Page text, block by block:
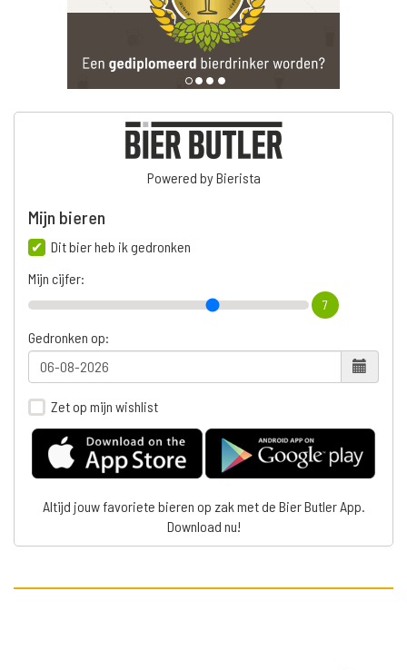
Powered by Bierista
Mijn bieren
Dit bier heb ik gedronken
Mijn cijfer:
7
Gedronken op:
Zet op mijn wishlist
Altijd jouw favoriete bieren op zak met de Bier Butler App.
Download nu!